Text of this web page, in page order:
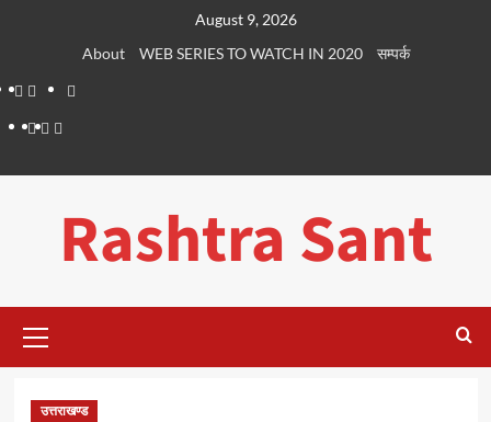
August 9, 2026
About
WEB SERIES TO WATCH IN 2020
सम्पर्क
About
WEB
SERIES
Dehradun
LifePlaces
सम्पर्क
Rashtra Sant
Menu
उत्तराखण्ड